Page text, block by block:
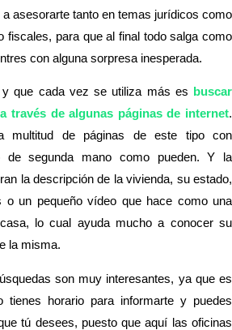
asesorarte tanto en temas jurídicos como
fiscales, para que al final todo salga como
con alguna sorpresa inesperada.
y que cada vez se utiliza más es buscar
través de algunas páginas de internet.
multitud de páginas de este tipo con
de segunda mano como pueden. Y la
la descripción de la vivienda, su estado,
o un pequeño vídeo que hace como una
lo cual ayuda mucho a conocer su
la misma.
son muy interesantes, ya que es
tienes horario para informarte y puedes
tú desees, puesto que aquí las oficinas